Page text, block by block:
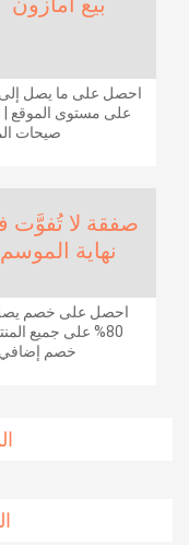
على مستوى الموقع
صيحات
صفقة لا تُفوَّت
نهاية الموسم
احصل على خصم
80% على جميع
خصم إضافي 15%